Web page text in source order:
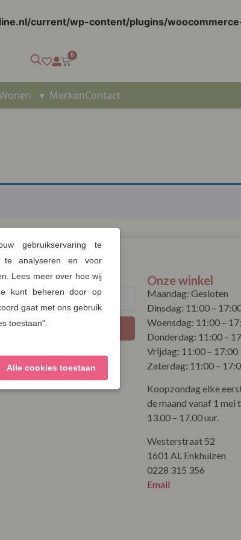
current/wp-content/plugins/
0
▾ MerkenContact
Verzenden
Onze winkel
Maandag: Gesloten
Dinsdag: 11:00 –
Woensdag: 11:00 –
Donderdag: 11:00 –
Vrijdag: 11:00 – 17:00
Zaterdag: 11:00 –
Koopzondag elke
de maand vanaf 1 mei
13.00 – 17.00 uur.
Westerstraat 52
1601 AL Enkhuizen
0228 315 356
Email